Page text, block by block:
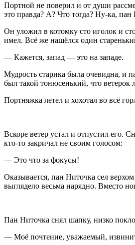
Портной не поверил и от души
это правда? А? Что тогда? Ну-ка,
Он уложил в котомку сто иголок и
имел. Всё же нашёлся один
— Кажется, запад — это на западе.
Мудрость старика была очевидна, и
был такой тонюсенький, что ветерок
Портняжка летел и хохотал во всё
Вскоре ветер устал и отпустил его.
кто-то закричал не своим голосом:
— Это что за фокусы!
Оказывается, пан Ниточка сел
выглядело весьма нарядно. Вместо
Пан Ниточка снял шапку, низко
— Моё почтение, уважаемый,